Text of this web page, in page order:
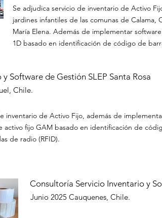
Se adjudica servicio de inventario de Activo
jardines infantiles de las comunas de Calama,
María Elena. Además de implementar
1D basado en identificación de código de
Software de Gestión SLEP Santa Rosa
Chile.
inventario de Activo Fijo, además de
activo fijo GAM basado en identificación de
de radio (RFID).
Consultoría Servicio Inventario y
Junio 2025 Cauquenes, Chile.